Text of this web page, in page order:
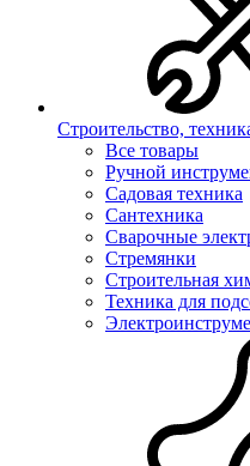
Строительство,
Все товары
Ручной
Садовая техника
Сантехника
Сварочные
Стремянки
Строительная
Техника для